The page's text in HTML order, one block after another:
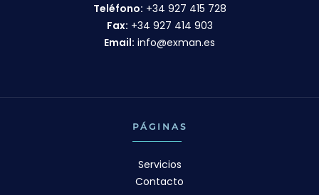
Teléfono: +34 927 415 728
Fax: +34 927 414 903
Email: info@exman.es
PÁGINAS
Servicios
Contacto